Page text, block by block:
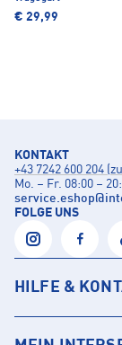
€ 29,99
KONTAKT
+43 7242 600 204
Mo. – Fr. 08:00 –
service.eshop@
FOLGE UNS
HILFE &